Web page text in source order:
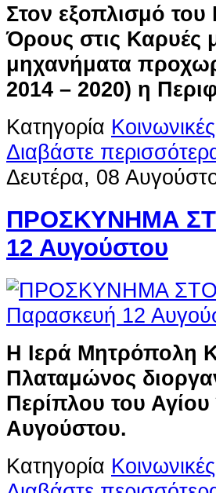
Στον εξοπλισμό του
Όρους στις Καρυές
μηχανήματα
2014 – 2020) η
Κατηγορία
Διαβάστε
Δευτέρα, 08
ΠΡΟΣΚΥΝΗΜΑ
12 Αυγούστου
Η Ιερά Μητρόπολη
Πλαταμώνος
Περίπλου του
Αυγούστου.
Κατηγορία